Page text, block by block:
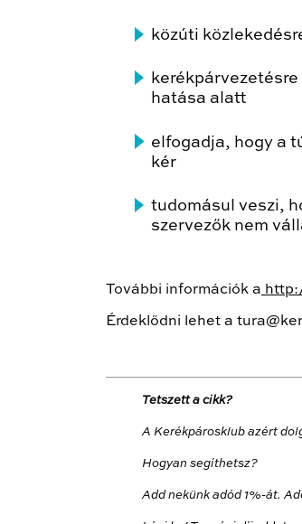
közúti
hatása alatt
elfogadja, hogy a
kér
tudomásul veszi,
szervezők nem
További információk a
Érdeklődni lehet a
Tetszett a cikk?
A Kerékpárosklub azért
Hogyan segíthetsz?
Add nekünk adód 1%-át.